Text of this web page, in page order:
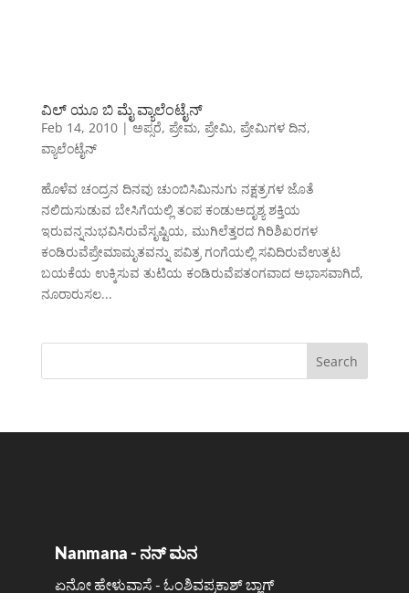
ವಿಲ್ ಯೂ ಬಿ ಮೈ ವ್ಯಾಲೆಂಟೈನ್
Feb 14, 2010|ಅಪ್ಸರೆ, ಪ್ರೇಮ, ಪ್ರೇಮಿ, ಪ್ರೇಮಿಗಳ ದಿನ,
ವ್ಯಾಲೆಂಟೈನ್
ಹೊಳೆವ ಚಂದ್ರನ ದಿನವು ಚುಂಬಿಸಿಮಿನುಗು ನಕ್ಷತ್ರಗಳ ಜೊತೆ
ನಲಿದುಸುಡುವ ಬೇಸಿಗೆಯಲ್ಲಿ ತಂಪ ಕಂಡುಅದೃಶ್ಯ ಶಕ್ತಿಯ
ಇರುವನ್ನನುಭವಿಸಿರುವೆಸೃಷ್ಟಿಯ, ಮುಗಿಲೆತ್ತರದ ಗಿರಿಶಿಖರಗಳ
ಕಂಡಿರುವೆಪ್ರೇಮಾಮೃತವನ್ನು ಪವಿತ್ರ ಗಂಗೆಯಲ್ಲಿ ಸವಿದಿರುವೆಉತ್ಕಟ
ಬಯಕೆಯ ಉಕ್ಕಿಸುವ ತುಟಿಯ ಕಂಡಿರುವೆಪತಂಗವಾದ ಅಭಾಸವಾಗಿದೆ,
ನೂರಾರುಸಲ...
Nanmana - ನನ್ ಮನ
ಏನೋ ಹೇಳುವಾಸೆ - ಓಂಶಿವಪ್ರಕಾಶ್ ಬ್ಲಾಗ್